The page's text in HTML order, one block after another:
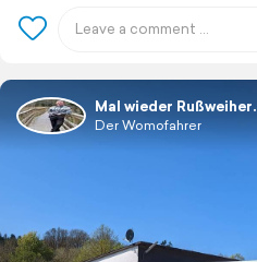
Mal wieder Rußweiher.
Der Womofahrer